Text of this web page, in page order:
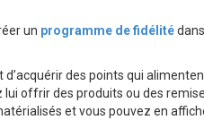
un programme de fidélité
des points qui
offrir des produits ou des
et vous pouvez en